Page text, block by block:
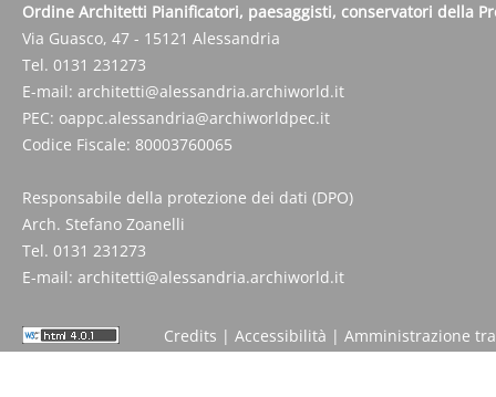
Ordine Architetti Pianificatori, paesaggisti, conservatori della
Via Guasco, 47 - 15121 Alessandria
Tel. 0131 231273
E-mail: architetti@alessandria.archiworld.it
PEC: oappc.alessandria@archiworldpec.it
Codice Fiscale: 80003760065
Responsabile della protezione dei dati (DPO)
Arch. Stefano Zoanelli
Tel. 0131 231273
E-mail: architetti@alessandria.archiworld.it
Credits | Accessibilità | Amministrazione